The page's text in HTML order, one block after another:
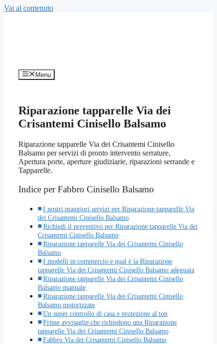
Vai al contenuto
Menu
Riparazione tapparelle Via dei
Crisantemi Cinisello Balsamo
Riparazione tapparelle Via dei Crisantemi Cinisello
Balsamo per servizi di pronto intervento serrature,
Apertura porte, aperture giudiziarie, riparazioni serrande e
Tapparelle.
Indice per Fabbro Cinisello Balsamo
I nostri maggiori servizi per Riparazione tapparelle Via
dei Crisantemi Cinisello Balsamo
Richiedi il preventivo per Riparazione tapparelle Via dei
Crisantemi Cinisello Balsamo
Riparazione tapparelle Via dei Crisantemi Cinisello
Balsamo
I modelli in commercio e qual è la Riparazione
tapparelle Via dei Crisantemi Cinisello Balsamo adeguata
Riparazione tapparelle Via dei Crisantemi Cinisello
Balsamo manuale
Riparazione tapparelle Via dei Crisantemi Cinisello
Balsamo motorizzate
Un super controllo di casa e protezione al top
Prime avvisaglie che richiedono una Riparazione
tapparelle Via dei Crisantemi Cinisello Balsamo
Fabbro Via dei Crisantemi Cinisello Balsamo